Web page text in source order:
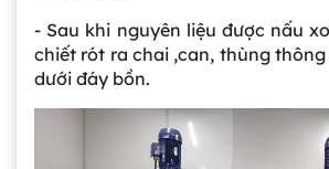
- Sau khi nguyên liệu được nấu
chiết rót ra chai ,can, thùng
dưới đáy bồn.